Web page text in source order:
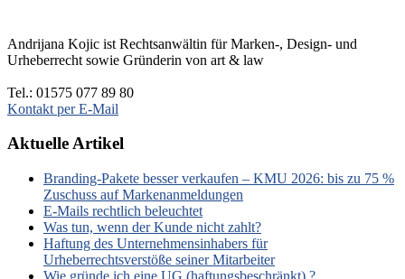
Andrijana Kojic ist Rechtsanwältin für Marken-, Design- und
Urheberrecht sowie Gründerin von art & law
Tel.: 01575 077 89 80
Kontakt per E-Mail
Aktuelle Artikel
Branding-Pakete besser verkaufen – KMU 2026: bis zu 75 %
Zuschuss auf Markenanmeldungen
E-Mails rechtlich beleuchtet
Was tun, wenn der Kunde nicht zahlt?
Haftung des Unternehmensinhabers für
Urheberrechtsverstöße seiner Mitarbeiter
Wie gründe ich eine UG (haftungsbeschränkt) ?